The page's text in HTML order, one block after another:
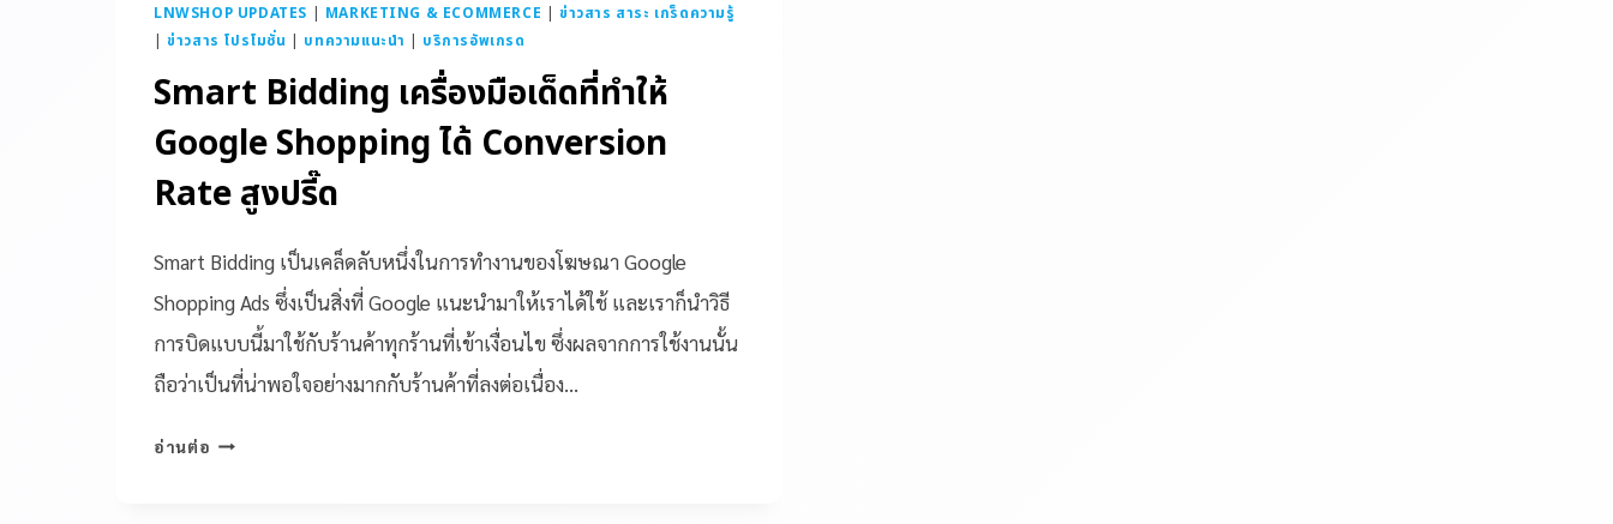
LNWSHOP UPDATES | MARKETING & ECOMMERCE |ข่าวสาร สาระ เกร็ดความรู้
|ข่าวสาร โปรโมชั่น | บทความแนะนำ | บริการอัพเกรด
Smart Bidding เครื่องมือเด็ดที่ทำให้
Google Shopping ได้ Conversion
Rate สูงปรี๊ด
Smart Bidding เป็นเคล็ดลับหนึ่งในการทำงานของโฆษณา Google
Shopping Ads ซึ่งเป็นสิ่งที่ Google แนะนำมาให้เราได้ใช้ และเราก็นำวิธี
การบิดแบบนี้มาใช้กับร้านค้าทุกร้านที่เข้าเงื่อนไข ซึ่งผลจากการใช้งานนั้น
ถือว่าเป็นที่น่าพอใจอย่างมากกับร้านค้าที่ลงต่อเนื่อง…
อ่านต่อ